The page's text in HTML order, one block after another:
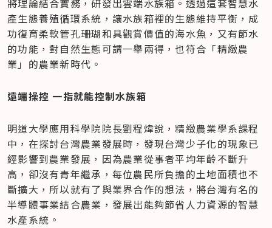
將理論結合實務，研發出雲端水族箱。透過這套智慧水
產生態養殖循環系統，讓水族箱裡的生態維持平衡，成
功復育柔軟管孔珊瑚和具觀賞價值的海水魚，又有節水
的功能，對自然生態可謂一舉兩得，也符合「精緻農
業」的農業新時代。
遠端操控 一指就能控制水族箱
明道大學應用科學院院長劉程煒說，精緻農業學系課程
中，在探討台灣農業發展時，發現台灣少子化的現象已
經影響到農業發展，因為農業從事者平均年齡不斷升
高，卻沒有青年繼承，每位農民所負擔的土地面積也不
斷擴大，所以就有了與業界合作的想法，將台灣有名的
半導體事業結合農業，發展出能夠節省人力資源的智慧
水產系統。